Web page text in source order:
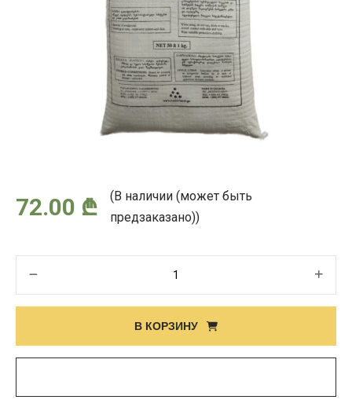
72.00 ₾
(В наличии (может быть
предзаказано))
Сульфат
В КОРЗИНУ